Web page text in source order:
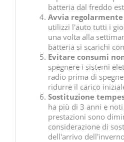
batteria dal freddo
Avvia
utilizzi l'auto tutti i
una volta alla
batteria si scarichi
Evitare consumi
spegnere i sistemi
radio prima di
ridurre il carico
Sostituzione
ha più di 3 anni e
prestazioni sono
considerazione di
dell'arrivo